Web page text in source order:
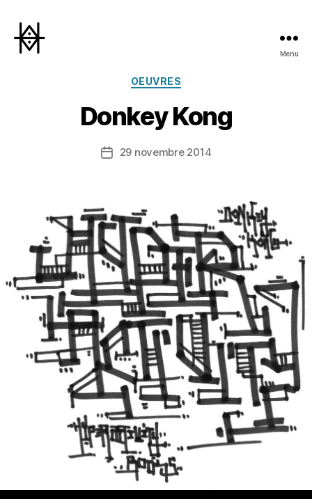
Menu
Catégories
OEUVRES
Donkey Kong
Date29 novembre 2014